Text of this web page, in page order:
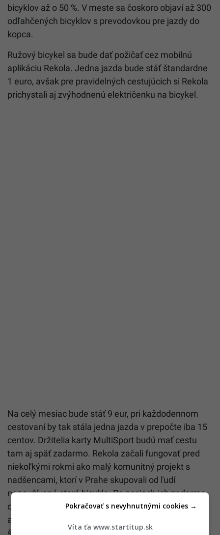
bicyklov až o 50 %. V meste sa čoskoro objaví až 300
odľahčených bicyklov s prevodovkou pre jazdy do
kopca.
Ružový bicykel sa bude dať požičať cez mobilnú
aplikáciu Rekola. Jedna jazda bude stáť štandardne
1 euro, avšak pre pravidelných cestujúcich si Rekola
prichystali aj zvýhodnenú električenku na bicykel.
Na celý mesiac bude stáť 9 eur, pri každodennom
cestovaní by tak stála jedna jazda v prepočte iba 15
centov. Držitelia karty MultiSport budú mať cestu
tam aj späť zadarmo. Rekola začali fungovať pred
niekoľkými rokmi ako malý komunitný projekt s
nadšencami, ktorí v Prahe skupovali od ľudí
nepoužívané staré bicykle. Po nociach ich zadarmo
opravovali a následne umiestňovali do ulíc mesta,
aby si nimi mohli ľudia skrátiť cestu do práce či do
školy. Aby sa bicykle nekradli, nadšenci ich
Víta ťa www.startitup.sk
Pokračovať s nevyhnutnými cookies →